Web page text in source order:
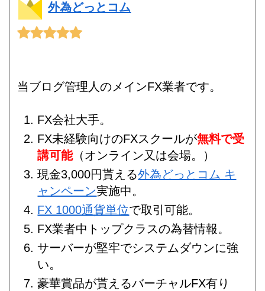
外為どっとコム
当ブログ管理人のメインFX業者です。
FX会社大手。
FX未経験向けのFXスクールが無料で受
講可能（オンライン又は会場。）
現金3,000円貰える外為どっとコム キ
ャンペーン実施中。
FX 1000通貨単位で取引可能。
FX業者中トップクラスの為替情報。
サーバーが堅牢でシステムダウンに強
い。
豪華賞品が貰えるバーチャルFX有り